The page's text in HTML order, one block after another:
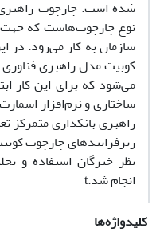
شده است. چارچوب راهبری
نوع چارچوب‌هاست که جهت
سازمان به کار می‌رود. در
کوبیت مدل راهبری فناوری
می‌شود که برای این کار
ساختاری و نرم‌افزار
راهبری بانکداری
زیرفرایندهای چارچوب
نظر خبرگان استفاده و
انجام شد.t
کلیدواژه‌ها